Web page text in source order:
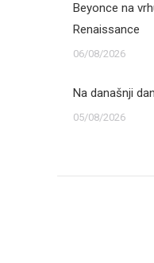
Beyonce na
Renaissance
06/08/2026
Na današnji
05/08/2026